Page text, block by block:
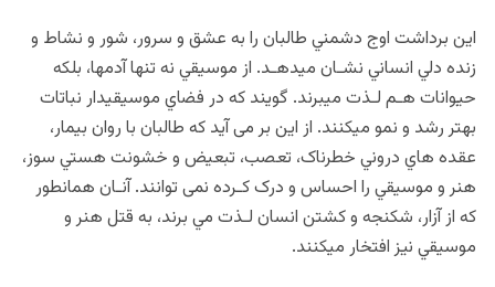
اين برداشت اوج دشمني طالبان را به عشق و سرور، شور و نشاط و
زنده دلي انساني نشـان مي‏دهـد. از موسيقي نه تنها آدم‏ها، بلکه
حيوانات هـم لـذت مي‏برند. گويند که در فضاي موسيقيدار نباتات
بهتر رشد و نمو می‏کنند. از اين بر می ‏آيد که طالبان با روان بيمار،
عقده هاي دروني خطرناک، تعصب، تبعيض و خشونت هستي سوز،
هنر و موسيقي را احساس و درک کـرده نمی توانند. آنـان همان‏طور
که از آزار، شکنجه و کشتن انسان لـذت مي برند، به قتل هنر و
موسيقي نيز افتخار می‏کنند.